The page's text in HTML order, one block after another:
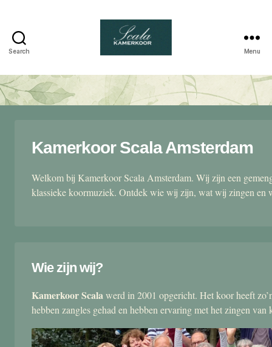
Search
kamerkoor
Menu
Kamerkoor Scala Amsterdam
Welkom bij Kamerkoor Scala Amsterdam. Wij zijn een
klassieke koormuziek. Ontdek wie wij zijn, wat wij zingen en
Wie zijn wij?
Kamerkoor Scalawerd in 2001 opgericht. Het koor heeft
hebben zangles gehad en hebben ervaring met het zingen van